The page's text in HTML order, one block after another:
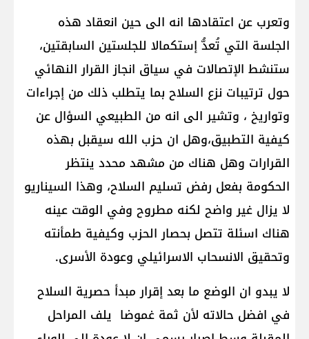
وتعرب عن اعتقادها انه الى حين انعقاد هذه
الجلسة التي تُعدُّ إستكمالا للجلستين السابقتين،
ستنشط الإتصالات في سياق انجاز القرار النهائي
حول ترتيبات نزع السلاح بما يتطلب ذلك من إجراءات
وتواريخ ، وتشير الى انه من الطبيعي السؤال عن
كيفية التطبيق،وهل ان حزب الله سيقبل بهذه
القرارات وهل هناك من مشهد محدد ينتظر
الحكومة بفعل رفض تسليم السلاح، وهذا السيناريو
لا يزال غير واضح لكنه مطروح وفي الوقت عينه
هناك اسئلة تتصل بحصار الحزب وكيفية طمأنته
وتحقيق الانسحاب الاسرائيلي وعودة الأسرى.
لا يبدو ان الوضع ما بعد إقرار مبدأ حصرية السلاح
في افضل حالاته لأن ثمة غموضا يلف المراحل